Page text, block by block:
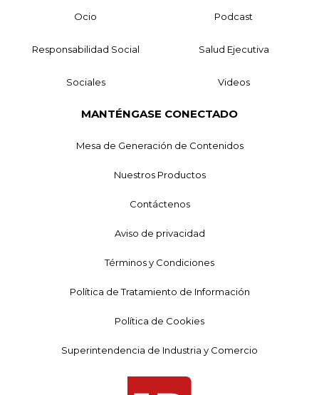
Ocio Podcast
Responsabilidad Social Salud Ejecutiva
Sociales Videos
MANTÉNGASE CONECTADO
Mesa de Generación de Contenidos
Nuestros Productos
Contáctenos
Aviso de privacidad
Términos y Condiciones
Política de Tratamiento de Información
Política de Cookies
Superintendencia de Industria y Comercio